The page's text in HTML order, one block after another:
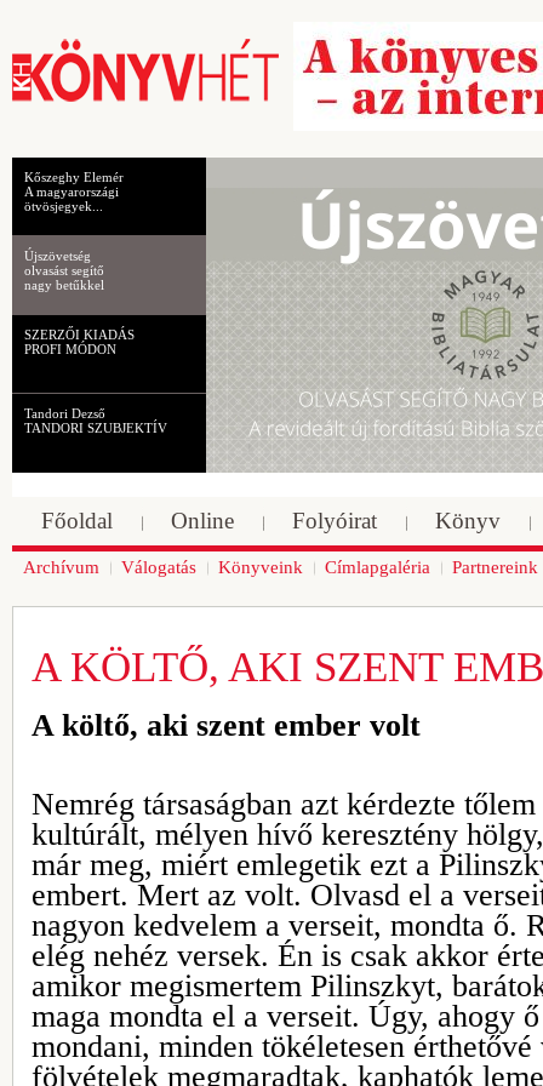
Kőszeghy Elemér
A magyarországi
ötvösjegyek...
Újszövetség
olvasást segítő
nagy betűkkel
SZERZŐI KIADÁS
PROFI MÓDON
Tandori Dezső
TANDORI SZUBJEKTÍV
Főoldal Online Folyóirat Könyv
Archívum Válogatás Könyveink Címlapgaléria Partnereink
A KÖLTŐ, AKI SZENT
A költő, aki szent ember volt
Nemrég társaságban azt kérdezte
kultúrált, mélyen hívő keresztény
már meg, miért emlegetik ezt a
embert. Mert az volt. Olvasd el a
nagyon kedvelem a verseit, mondta ő.
elég nehéz versek. Én is csak akkor
amikor megismertem Pilinszkyt,
maga mondta el a verseit. Úgy, ahogy
mondani, minden tökéletesen érthetővé
fölvételek megmaradtak, kaphatók